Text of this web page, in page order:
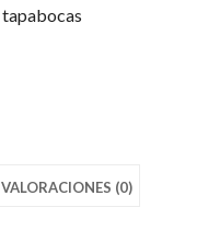
tapabocas
VALORACIONES (0)